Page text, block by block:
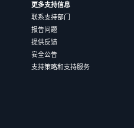
更多支持信息
联系支持部门
报告问题
提供反馈
安全公告
支持策略和支持服务